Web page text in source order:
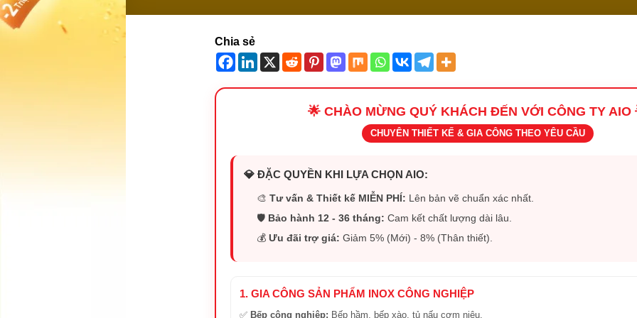
Chia sẻ
🌟 CHÀO MỪNG QUÝ KHÁCH ĐẾN VỚI CÔNG TY AIO
CHUYÊN THIẾT KẾ & GIA CÔNG THEO YÊU CẦU
💎 ĐẶC QUYỀN KHI LỰA CHỌN AIO:
🎨Tư vấn & Thiết kế MIỄN PHÍ: Lên bản vẽ chuẩn xác nhất.
🛡️ Bảo hành 12 - 36 tháng: Cam kết chất lượng dài lâu.
💰Ưu đãi trợ giá: Giảm 5% (Mới) - 8% (Thân thiết).
1. GIA CÔNG SẢN PHẨM INOX CÔNG NGHIỆP
✅ Bếp công nghiệp: Bếp hầm, bếp xào, tủ nấu cơm niêu.